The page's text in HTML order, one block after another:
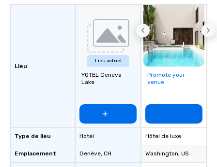
Lieu
Type de lieu
Emplacement
Lieu actuel
YOTEL Geneva
Lake
Hotel
Genève, CH
Promote your
venue
Hôtel de luxe
Washington, US